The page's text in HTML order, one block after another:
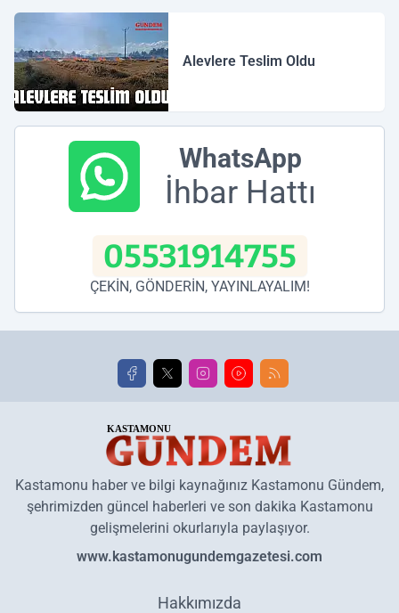
Alevlere Teslim Oldu
WhatsApp
İhbar Hattı
05531914755
ÇEKİN, GÖNDERİN, YAYINLAYALIM!
Kastamonu haber ve bilgi kaynağınız Kastamonu Gündem,
şehrimizden güncel haberleri ve son dakika Kastamonu
gelişmelerini okurlarıyla paylaşıyor.
www.kastamonugundemgazetesi.com
Hakkımızda